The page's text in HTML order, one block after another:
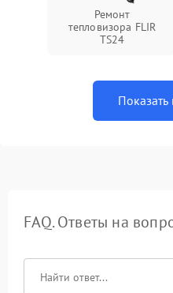
Ремонт
тепловизора FLIR
TS24
FAQ. Ответы на